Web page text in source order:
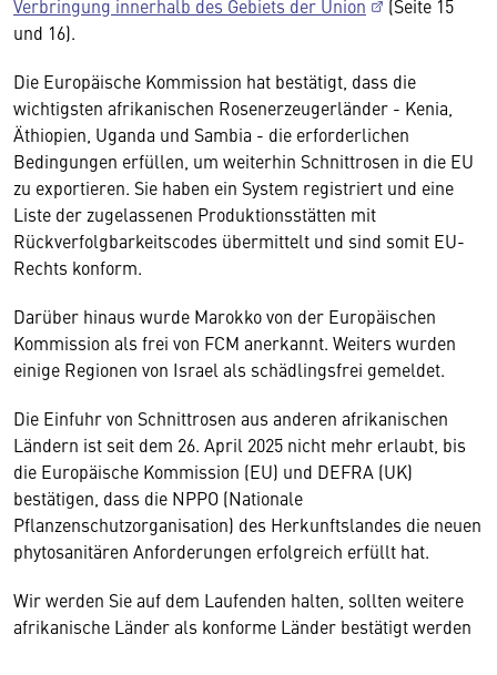
Verbringung innerhalb des Gebiets der Union
(Seite 15
und 16).
Die Europäische Kommission hat bestätigt, dass die
wichtigsten afrikanischen Rosenerzeugerländer - Kenia,
Äthiopien, Uganda und Sambia - die erforderlichen
Bedingungen erfüllen, um weiterhin Schnittrosen in die EU
zu exportieren. Sie haben ein System registriert und eine
Liste der zugelassenen Produktionsstätten mit
Rückverfolgbarkeitscodes übermittelt und sind somit EU-
Rechts konform.
Darüber hinaus wurde Marokko von der Europäischen
Kommission als frei von FCM anerkannt. Weiters wurden
einige Regionen von Israel als schädlingsfrei gemeldet.
Die Einfuhr von Schnittrosen aus anderen afrikanischen
Ländern ist seit dem 26. April 2025 nicht mehr erlaubt, bis
die Europäische Kommission (EU) und DEFRA (UK)
bestätigen, dass die NPPO (Nationale
Pflanzenschutzorganisation) des Herkunftslandes die neuen
phytosanitären Anforderungen erfolgreich erfüllt hat.
Wir werden Sie auf dem Laufenden halten, sollten weitere
afrikanische Länder als konforme Länder bestätigt werden